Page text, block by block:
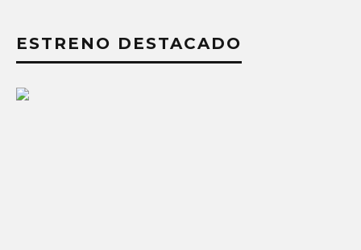
ESTRENO DESTACADO